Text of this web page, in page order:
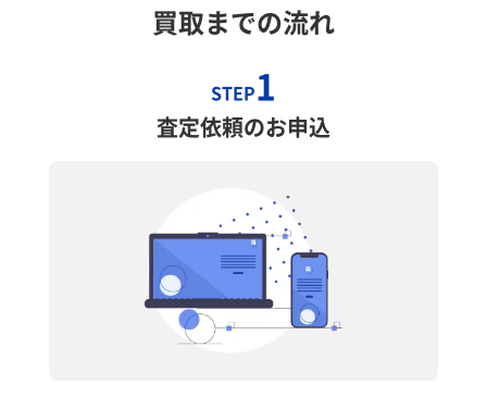
買取までの流れ
STEP1
査定依頼のお申込